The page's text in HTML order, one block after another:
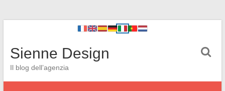
Sienne Design
Il blog dell’agenzia